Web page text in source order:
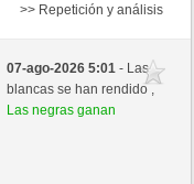
>> Repetición y análisis
07-ago-2026 5:01- Las
blancas se han rendido ,
Las negras ganan